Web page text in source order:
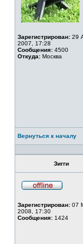
Зарегистрирован: 29
2007, 17:28
Сообщения: 4500
Откуда: Москва
Вернуться к началу
Зигги
сети
Зарегистрирован: 07
2008, 17:30
Сообщения: 1424